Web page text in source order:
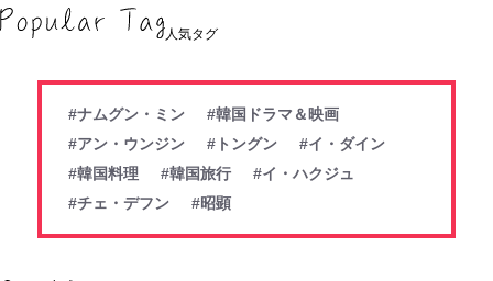
人気タグ
#ナムグン・ミン
#韓国ドラマ＆映画
#アン・ウンジン
#トングン
#イ・ダイン
#韓国料理
#韓国旅行
#イ・ハクジュ
#チェ・デフン
#昭顕